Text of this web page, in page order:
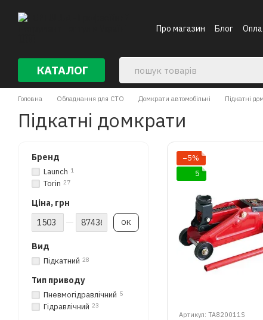
Про магазин
Блог
КАТАЛОГ
Головна Обладнання для СТО Домкрати автомобільні Підкатні
Підкатні домкрати
−5%
5
Артикул: TA820011S
Бренд
Launch 1
Torin 27
Ціна, грн
Від Ціна, грн
До Ціна, грн ОК
Вид
Підкатний 28
Тип приводу
Пневмогідравлічний 5
Гідравлічний 23